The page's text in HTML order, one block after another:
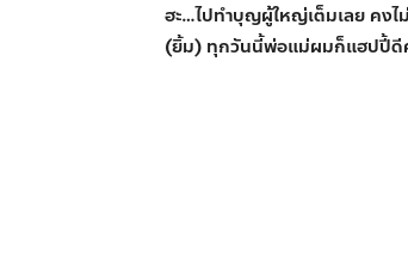
ฮะ…ไปทำบุญผู้ใหญ่เต็มเลย คง
(ยิ้ม) ทุกวันนี้พ่อแม่ผมก็แฮปปี้ดี